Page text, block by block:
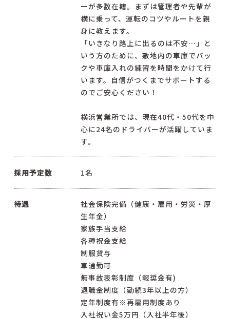
ーが多数在籍。まずは管理者や先輩が
横に乗って、運転のコツやルートを親
身に教えます。
「いきなり路上に出るのは不安…」と
いう方のために、敷地内の車庫でバッ
クや車庫入れの練習を時間をかけて行
います。自信がつくまでサポートする
のでご安心ください！
横浜営業所では、現在40代・50代を中
心に24名のドライバーが活躍していま
す。
採用予定数 1名
待遇
社会保険完備（健康・雇用・労災・厚
生年金）
家族手当支給
各種祝金支給
制服貸与
車通勤可
無事故表彰制度（報奨金有)
退職金制度（勤続3年以上の方）
定年制度有※再雇用制度あり
入社祝い金5万円（入社半年後）